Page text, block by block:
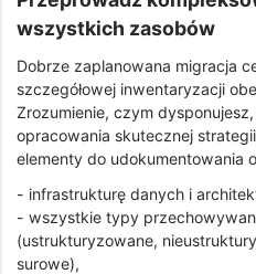
wszystkich zasobów
Dobrze zaplanowana migracja
szczegółowej inwentaryzacji
Zrozumienie, czym
opracowania skutecznej
elementy do udokumentowania
- infrastrukturę danych i
- wszystkie typy
(ustrukturyzowane,
surowe),